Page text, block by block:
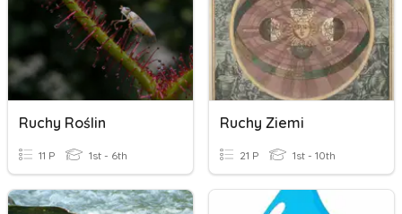
Ruchy Roślin
11 P 1st - 6th
Ruchy Ziemi
21 P 1st - 10th